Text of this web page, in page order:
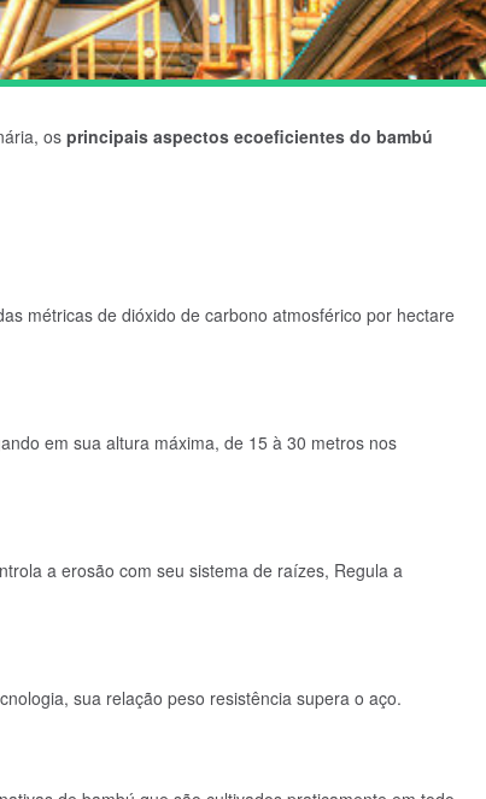
os principais aspectos ecoeficientes do bambú
métricas de dióxido de carbono atmosférico por hectare
em sua altura máxima, de 15 à 30 metros nos
a erosão com seu sistema de raízes, Regula a
sua relação peso resistência supera o aço.